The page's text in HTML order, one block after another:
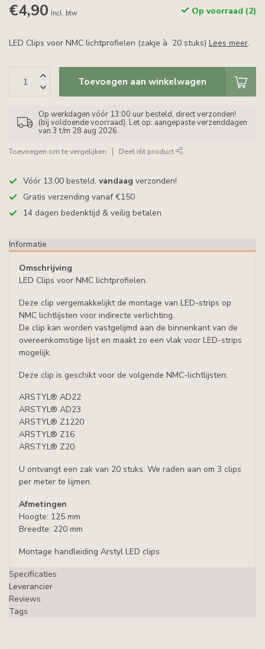
€4,90 Incl. btw Op voorraad (2)
LED Clips voor NMC lichtprofielen (zakje à 20 stuks) Lees meer.
Toevoegen aan winkelwagen
Op werkdagen vóór 13:00 uur besteld, direct verzonden!
(bij voldoende voorraad). Let op: aangepaste verzenddagen
van 3 t/m 28 aug 2026.
Toevoegen om te vergelijken Deel dit product
Vóór 13:00 besteld, vandaag verzonden!
Gratis verzending vanaf €150
14 dagen bedenktijd & veilig betalen
Informatie
Omschrijving
LED Clips voor NMC lichtprofielen.
Deze clip vergemakkelijkt de montage van LED-strips op
NMC lichtlijsten voor indirecte verlichting.
De clip kan worden vastgelijmd aan de binnenkant van de
overeenkomstige lijst en maakt zo een vlak voor LED-strips
mogelijk.
Deze clip is geschikt voor de volgende NMC-lichtlijsten:
ARSTYL® AD22
ARSTYL® AD23
ARSTYL® Z1220
ARSTYL® Z16
ARSTYL® Z20
U ontvangt een zak van 20 stuks. We raden aan om 3 clips
per meter te lijmen.
Afmetingen
Hoogte: 125 mm
Breedte: 220 mm
Montage handleiding Arstyl LED clips
Specificaties
Leverancier
Reviews
Tags